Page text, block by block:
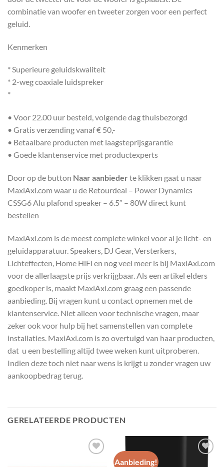
combinatie van woofer en tweeter zorgen voor een perfect
geluid.
Kenmerken
* Superieure geluidskwaliteit
* 2-weg coaxiale luidspreker
*
• Voor 22.00 uur besteld, volgende dag thuisbezorgd
• Gratis verzending vanaf € 50,-
• Betaalbare producten met laagsteprijsgarantie
• Goede klantenservice met productexperts
Door op de button Naar aanbieder te klikken gaat u naar
MaxiAxi.com waar u de Retourdeal – Power Dynamics
CSSG6 Alu plafond speaker – 6.5″ – 80W direct kunt
bestellen
MaxiAxi.com is de meest complete winkel voor al je licht- en
geluidapparatuur. Speakers, DJ Gear, Versterkers,
Lichteffecten, Home HiFi en nog veel meer is bij MaxiAxi.com
voor de allerlaagste prijs verkrijgbaar. Als een artikel elders
goedkoper is, maakt MaxiAxi.com graag een passende
aanbieding. Bij vragen kunt u contact opnemen met de
klantenservice. Niet alleen voor technische vragen, maar
zeker ook voor hulp bij het samenstellen van complete
installaties. MaxiAxi.com is zo overtuigd van haar producten,
dat u een bestelling altijd twee weken kunt uitproberen.
Indien deze toch niet naar wens is krijgt u zonder vragen uw
aankoopbedrag terug.
GERELATEERDE PRODUCTEN
Aanbieding!